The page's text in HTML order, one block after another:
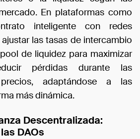
En plataformas como
inteligente con redes
las tasas de intercambio
de liquidez para maximizar
pérdidas durante las
adaptándose a las
más dinámica.
Descentralizada:
DAOs